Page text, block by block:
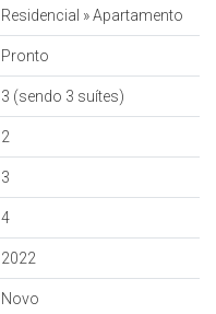
Residencial »Apartamento
Pronto
3 (sendo 3 suítes)
2
3
4
2022
Novo